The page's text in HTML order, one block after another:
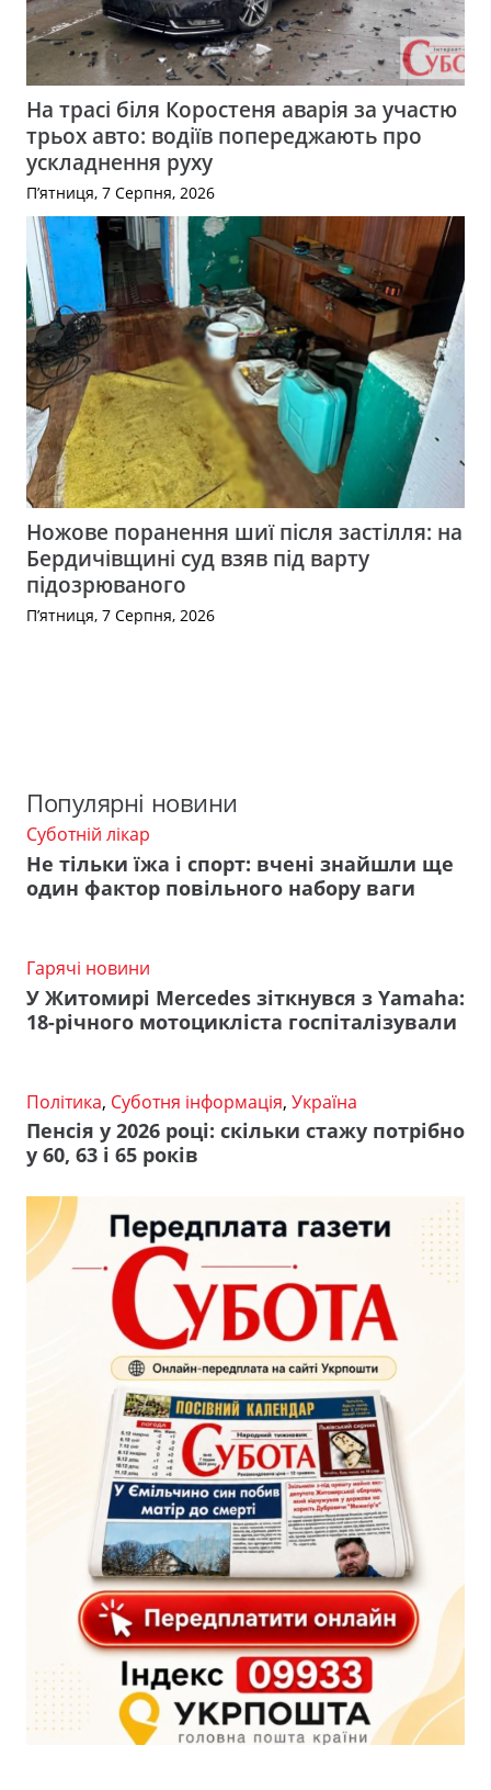
На трасі біля Коростеня аварія за участю
трьох авто: водіїв попереджають про
ускладнення руху
П’ятниця, 7 Серпня, 2026
Ножове поранення шиї після застілля: на
Бердичівщині суд взяв під варту
підозрюваного
П’ятниця, 7 Серпня, 2026
Популярні новини
Суботній лікар
Не тільки їжа і спорт: вчені знайшли ще
один фактор повільного набору ваги
Гарячі новини
У Житомирі Mercedes зіткнувся з Yamaha:
18-річного мотоцикліста госпіталізували
Політика, Суботня інформація, Україна
Пенсія у 2026 році: скільки стажу потрібно
у 60, 63 і 65 років